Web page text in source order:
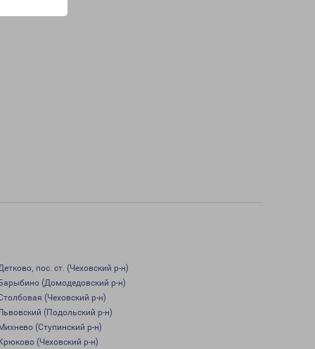
пос. ст. (Чеховский р-н)
(Домодедовский р-н)
(Чеховский р-н)
(Подольский р-н)
(Ступинский р-н)
(Чеховский р-н)